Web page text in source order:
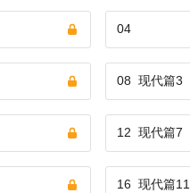
04
08 现代篇3
12 现代篇7
16 现代篇11